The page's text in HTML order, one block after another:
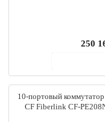
250
10-портовый
CF Fiberlink CF-